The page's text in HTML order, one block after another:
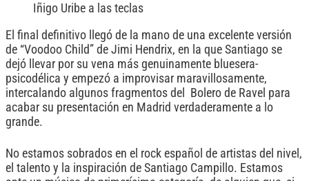
Iñigo Uribe a las teclas
El final definitivo llegó de la mano de una excelente versión
de “Voodoo Child” de Jimi Hendrix, en la que Santiago se
dejó llevar por su vena más genuinamente bluesera-
psicodélica y empezó a improvisar maravillosamente,
intercalando algunos fragmentos del Bolero de Ravel para
acabar su presentación en Madrid verdaderamente a lo
grande.
No estamos sobrados en el rock español de artistas del nivel,
el talento y la inspiración de Santiago Campillo. Estamos